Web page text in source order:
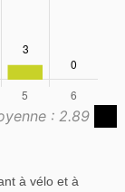
: 2.89
à vélo et à